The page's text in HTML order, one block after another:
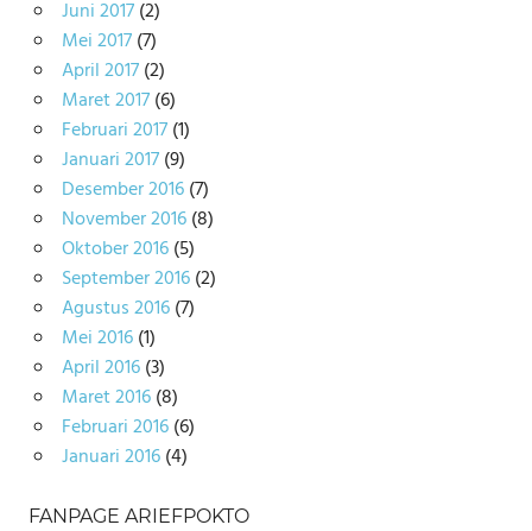
Juni 2017(2)
Mei 2017(7)
April 2017(2)
Maret 2017(6)
Februari 2017(1)
Januari 2017(9)
Desember 2016(7)
November 2016(8)
Oktober 2016(5)
September 2016(2)
Agustus 2016(7)
Mei 2016(1)
April 2016(3)
Maret 2016(8)
Februari 2016(6)
Januari 2016(4)
FANPAGE ARIEFPOKTO